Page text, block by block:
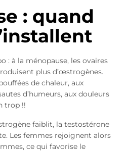
: quand
: à la ménopause, les ovaires
plus d’œstrogènes.
de chaleur, aux
d’humeurs, aux douleurs
trop !!
faiblit, la testostérone
Les femmes rejoignent alors
ce qui favorise le